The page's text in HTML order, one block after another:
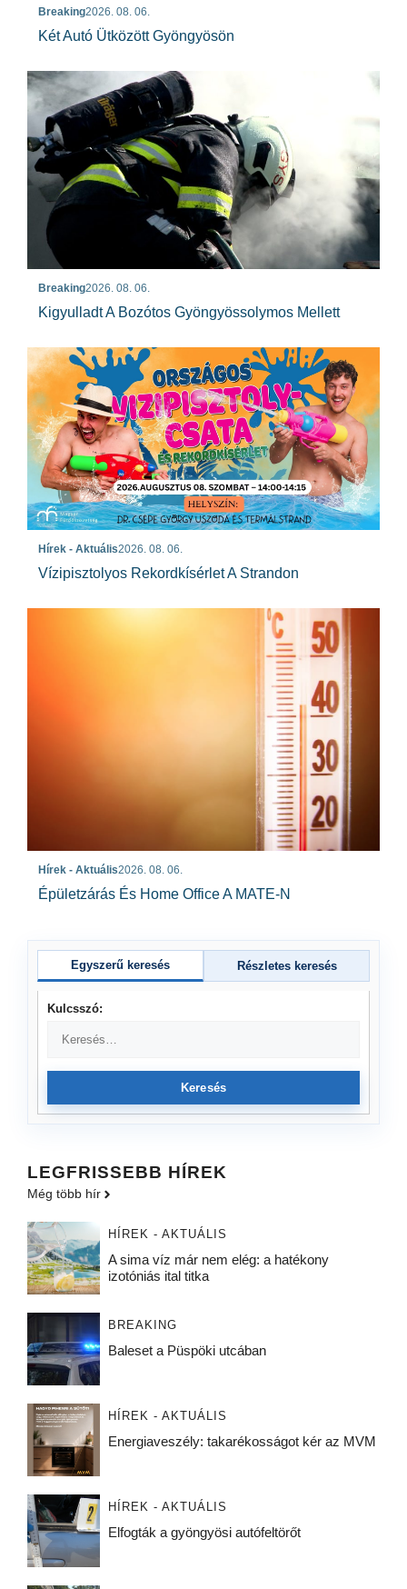
Breaking2026. 08. 06.
Két Autó Ütközött Gyöngyösön
Breaking2026. 08. 06.
Kigyulladt A Bozótos Gyöngyössolymos Mellett
Hírek - Aktuális2026. 08. 06.
Vízipisztolyos Rekordkísérlet A Strandon
Hírek - Aktuális2026. 08. 06.
Épületzárás És Home Office A MATE-N
Egyszerű keresés Részletes keresés
Kulcsszó:
Keresés
LEGFRISSEBB HÍREK
Még több hír
HÍREK - AKTUÁLIS
A sima víz már nem elég: a hatékony
izotóniás ital titka
BREAKING
Baleset a Püspöki utcában
HÍREK - AKTUÁLIS
Energiaveszély: takarékosságot kér az MVM
HÍREK - AKTUÁLIS
Elfogták a gyöngyösi autófeltörőt